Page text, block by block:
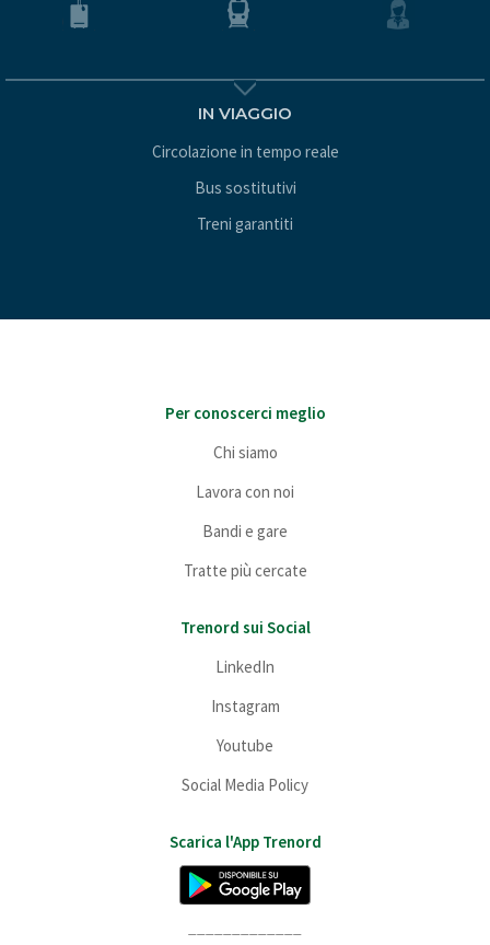
IN VIAGGIO
Circolazione in tempo reale
Bus sostitutivi
Treni garantiti
Per conoscerci meglio
Chi siamo
Lavora con noi
Bandi e gare
Tratte più cercate
Trenord sui Social
LinkedIn
Instagram
Youtube
Social Media Policy
Scarica l'App Trenord